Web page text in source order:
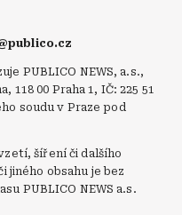
PUBLICO NEWS, a.s.,
118 00 Praha 1, IČ: 225 51
soudu v Praze pod
šíření či dalšího
obsahu je bez
PUBLICO NEWS a.s.